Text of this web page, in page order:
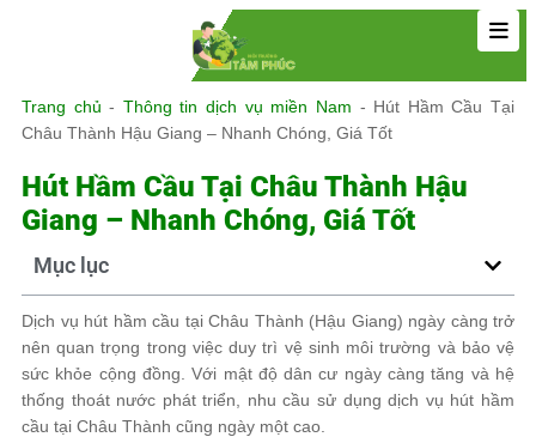
Trang chủ - Thông tin dịch vụ miền Nam - Hút Hầm Cầu Tại
Châu Thành Hậu Giang – Nhanh Chóng, Giá Tốt
Hút Hầm Cầu Tại Châu Thành Hậu
Giang – Nhanh Chóng, Giá Tốt
Mục lục
Dịch vụ hút hầm cầu tại Châu Thành (Hậu Giang) ngày càng trở
nên quan trọng trong việc duy trì vệ sinh môi trường và bảo vệ
sức khỏe cộng đồng. Với mật độ dân cư ngày càng tăng và hệ
thống thoát nước phát triển, nhu cầu sử dụng dịch vụ hút hầm
cầu tại Châu Thành cũng ngày một cao.